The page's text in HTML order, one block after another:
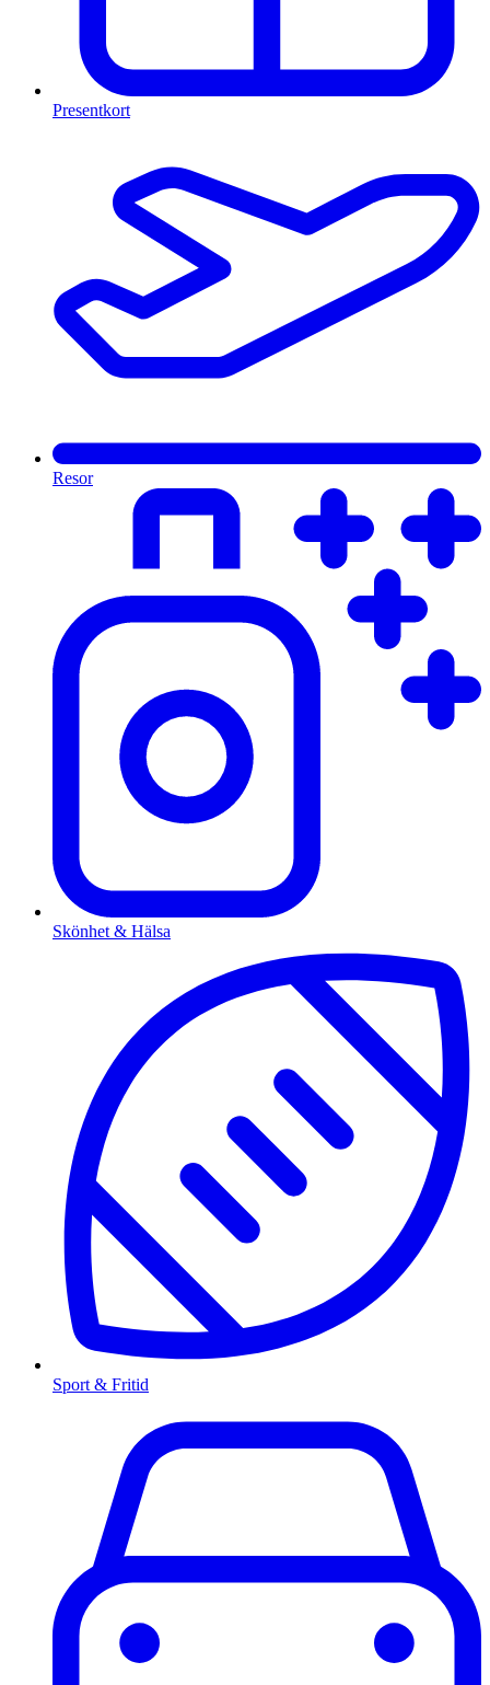
Presentkort
Resor
Skönhet & Hälsa
Sport & Fritid